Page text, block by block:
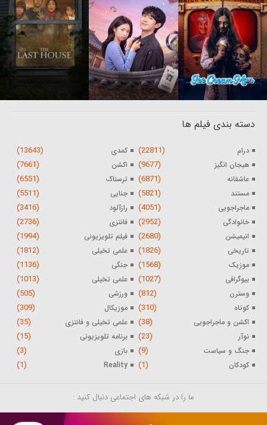
دسته بندی فیلم ها
درام (22811) کمدی (13643)
هیجان انگیز (9677) اکشن (7661)
عاشقانه (6871) ترسناک (6551)
مستند (5821) جنایی (5511)
ماجراجویی (4051) رازآلود (3416)
خانوادگی (2952) فانتزی (2736)
انیمیشن (2680) فیلم تلویزیونی (1994)
تاریخی (1826) علمی تخیلی (1812)
موزیک (1568) جنگی (1136)
بیوگرافی (1027) علمی تخیلی (1013)
وسترن (812) ورزشی (505)
کوتاه (310) موزیکال (309)
اکشن و ماجراجویی (38) علمی تخیلی و فانتزی (35)
نوآر (23) برنامه تلویزیونی (15)
جنگ و سیاست (9) بازی (3)
کودکان (1)
Reality
(1)
ما را در شبکه های اجتماعی دنبال کنید :